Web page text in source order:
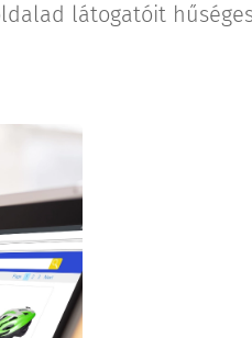
látogatóit